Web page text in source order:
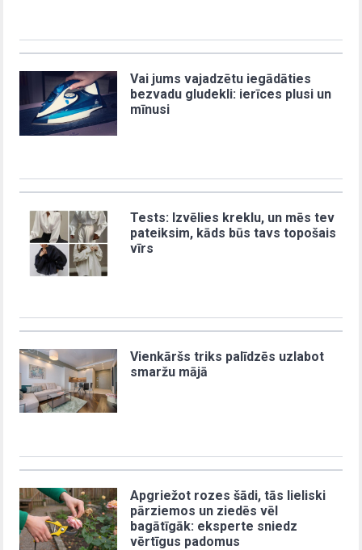
Vai jums vajadzētu iegādāties
bezvadu gludekli: ierīces plusi un
mīnusi
Tests: Izvēlies kreklu, un mēs tev
pateiksim, kāds būs tavs topošais
vīrs
Vienkāršs triks palīdzēs uzlabot
smaržu mājā
Apgriežot rozes šādi, tās lieliski
pārziemos un ziedēs vēl
bagātīgāk: eksperte sniedz
vērtīgus padomus